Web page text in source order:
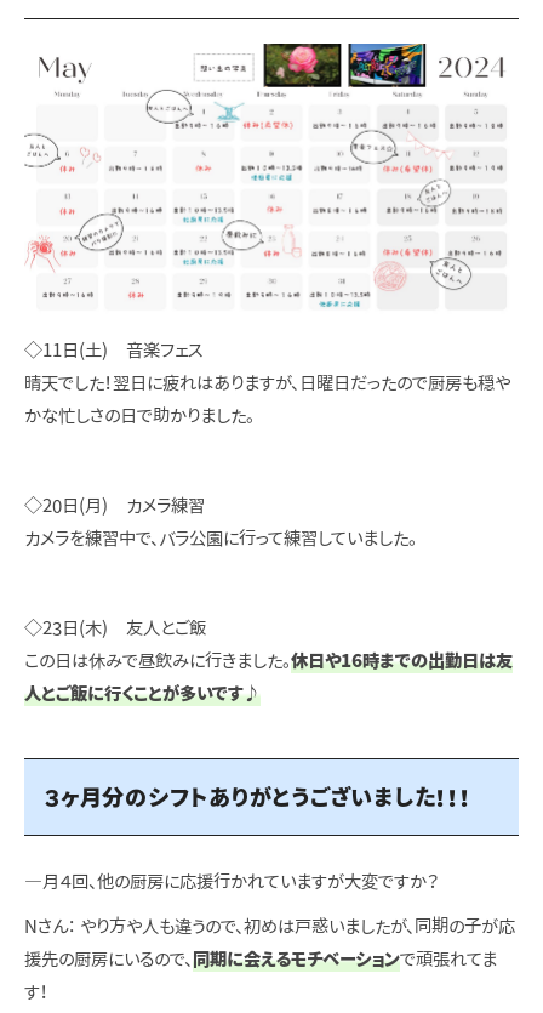
◇11日(土) 音楽フェス
晴天でした！翌日に疲れはありますが、日曜日だったので厨房も穏や
かな忙しさの日で助かりました。
◇20日(月) カメラ練習
カメラを練習中で、バラ公園に行って練習していました。
◇23日(木) 友人とご飯
この日は休みで昼飲みに行きました。休日や16時までの出勤日は友
人とご飯に行くことが多いです♪
３ヶ月分のシフトありがとうございました！！！
―月４回、他の厨房に応援行かれていますが大変ですか？
Nさん： やり方や人も違うので、初めは戸惑いましたが、同期の子が応
援先の厨房にいるので、 同期に会えるモチベーションで頑張れてま
す！